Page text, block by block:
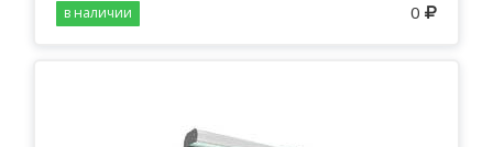
0
в наличии